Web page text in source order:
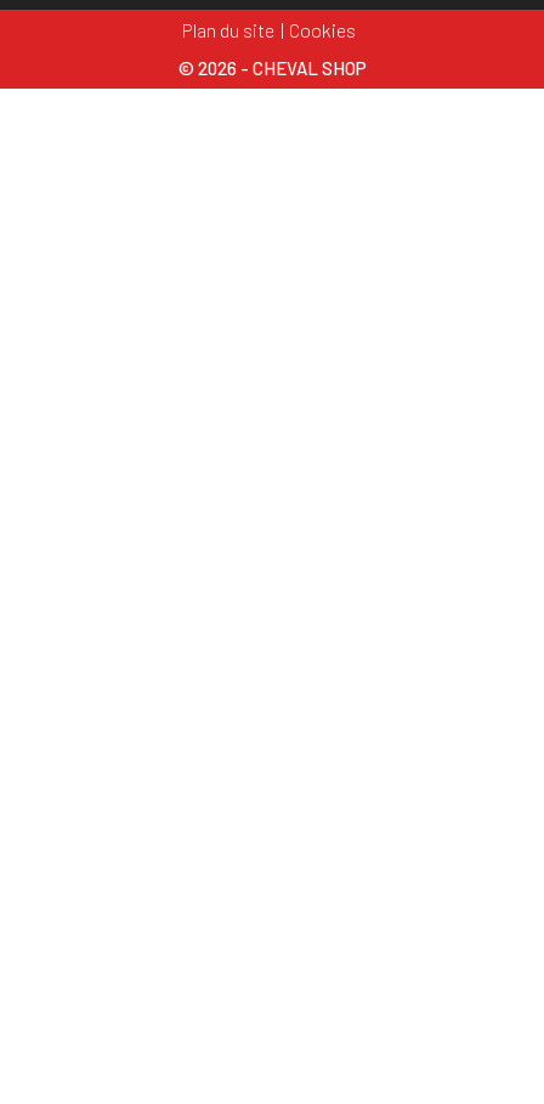
Plan du site Cookies
© 2026 - CHEVAL SHOP